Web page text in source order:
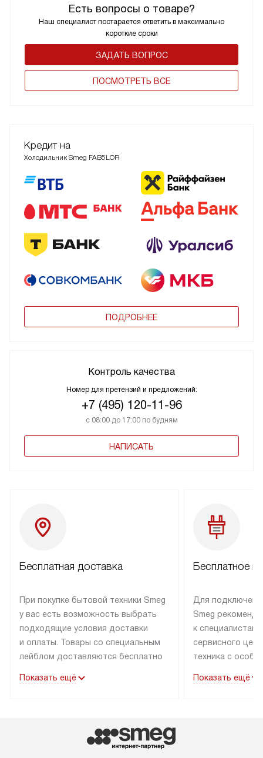
Есть вопросы о товаре?
Наш специалист постарается ответить в максимально
короткие сроки
ЗАДАТЬ ВОПРОС
ПОCМОТРЕТЬ ВСЕ
Кредит на
Холодильник Smeg FAB5LOR
ПОДРОБНЕЕ
Контроль качества
Номер для претензий и предложений:
+7 (495) 120-11-96
с 08:00 до 17:00 по будням
НАПИСАТЬ
Бесплатная доставка
При покупке бытовой техники Smeg
у вас есть возможность выбрать
подходящие условия доставки
и оплаты. Товары со специальным
лейблом доставляются бесплатно
до подъезда. Доставка за пределы
маркировку «в наличии», может
быть отправлен покупателю
Показать ещё
Бесплатное
Для
Smeg
к специалистам
сервисного
техника с
коммуникациям.
Показать ещё